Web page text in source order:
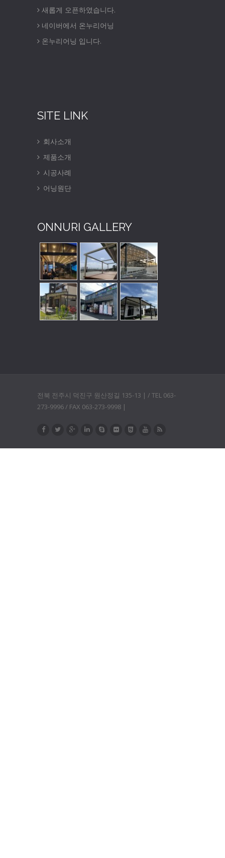
새롭게 오픈하였습니다.
네이버에서 온누리어닝
온누리어닝 입니다.
SITE LINK
회사소개
제품소개
시공사례
어닝원단
ONNURI GALLERY
전북 전주시 덕진구 원산정길 135-13 | / TEL 063-
273-9996 / FAX 063-273-9998 |